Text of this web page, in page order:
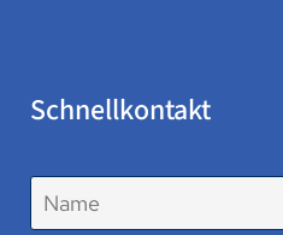
Schnellkontakt